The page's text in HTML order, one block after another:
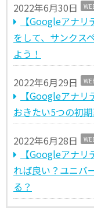
2022年6月30日
【Googleアナ
をして、サンクス
よう！
2022年6月29日
【Googleアナ
おきたい5つの初
2022年6月28日
【Googleアナ
れば良い？ユニバ
る？